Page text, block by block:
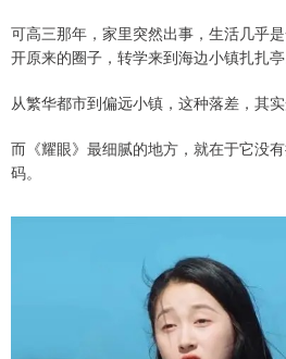
可高三那年，家里突然出事，生活几乎
开原来的圈子，转学来到海边小镇扎扎亭
从繁华都市到偏远小镇，这种落差，其实
而《耀眼》最细腻的地方，就在于它没
码。